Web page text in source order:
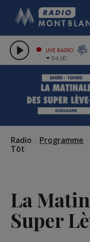
LES
GRAND
LIVE RADIO
94.60
Radio Programme
Tôt
La
Super